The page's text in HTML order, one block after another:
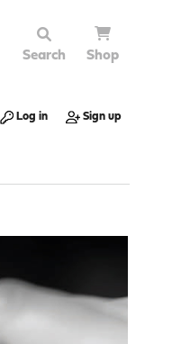
Search Shop
Log in Sign up